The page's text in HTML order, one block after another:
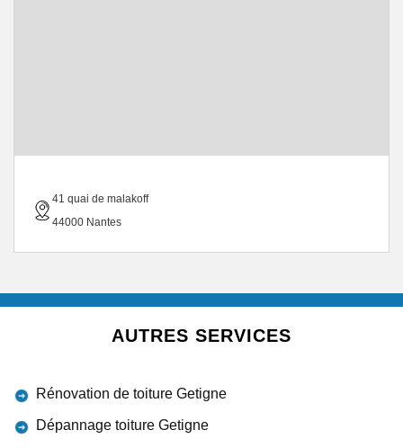
41 quai de malakoff
44000 Nantes
AUTRES SERVICES
Rénovation de toiture Getigne
Dépannage toiture Getigne